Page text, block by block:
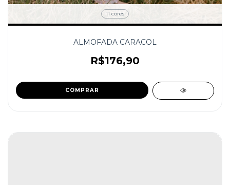
11 cores
ALMOFADA CARACOL
R$176,90
COMPRAR